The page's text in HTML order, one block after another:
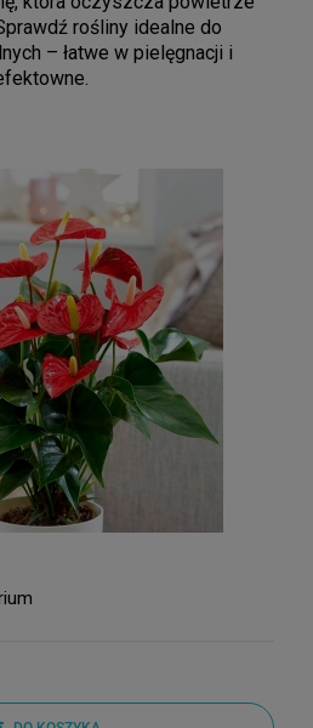
rośliny idealne do
– łatwe w pielęgnacji i